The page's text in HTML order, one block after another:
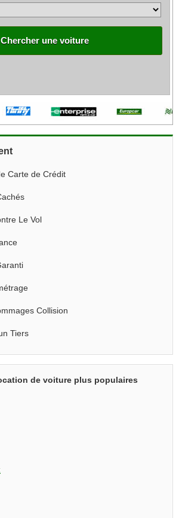
Chercher une voiture
Carte de Crédit
Le Vol
Collision
Tiers
de voiture plus populaires